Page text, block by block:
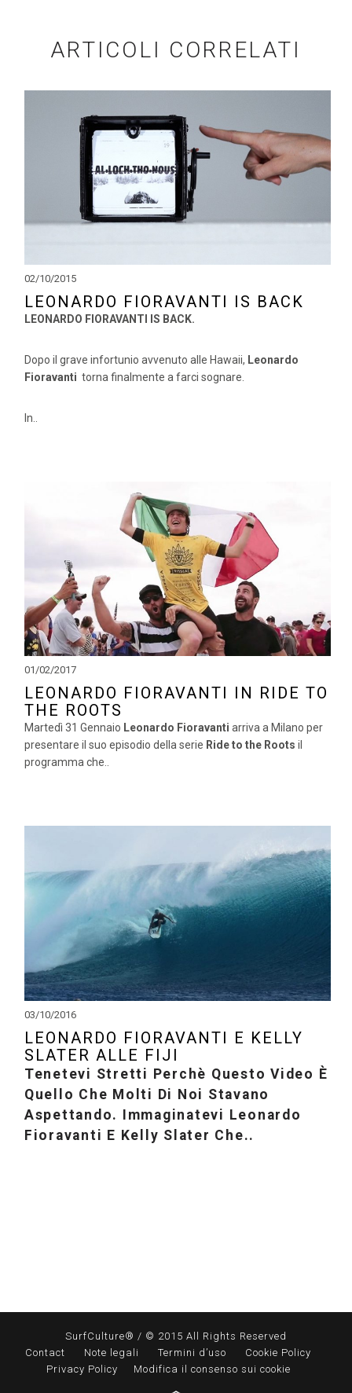
ARTICOLI CORRELATI
02/10/2015
LEONARDO FIORAVANTI IS BACK
LEONARDO FIORAVANTI IS BACK.
Dopo il grave infortunio avvenuto alle Hawaii, Leonardo
Fioravanti torna finalmente a farci sognare.
In..
01/02/2017
LEONARDO FIORAVANTI IN RIDE TO
THE ROOTS
Martedì 31 Gennaio Leonardo Fioravanti arriva a Milano per
presentare il suo episodio della serie Ride to the Roots il
programma che..
03/10/2016
LEONARDO FIORAVANTI E KELLY
SLATER ALLE FIJI
Tenetevi Stretti Perchè Questo Video È
Quello Che Molti Di Noi Stavano
Aspettando. Immaginatevi Leonardo
Fioravanti E Kelly Slater Che..
SurfCulture® / © 2015 All Rights Reserved
Contact
Note legali Termini d’uso
Cookie Policy
Privacy Policy
Modifica il consenso sui cookie